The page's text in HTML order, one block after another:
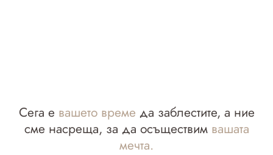
Сега е вашето време да заблестите, а ние
сме насреща, за да осъществим вашата
мечта.